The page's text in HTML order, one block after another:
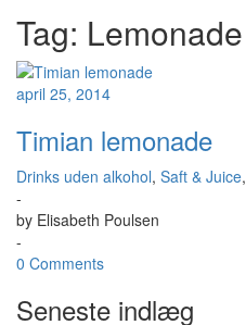
Tag: Lemonade
april 25, 2014
Timian lemonade
Drinks uden alkohol, Saft & Juice,
-
by Elisabeth Poulsen
-
0 Comments
Seneste indlæg